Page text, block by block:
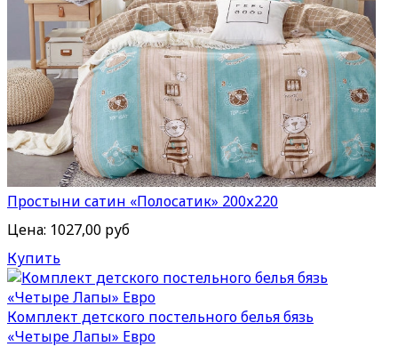
Простыни сатин «Полосатик» 200х220
Цена: 1027,00 руб
Купить
Комплект детского постельного белья бязь
«Четыре Лапы» Евро